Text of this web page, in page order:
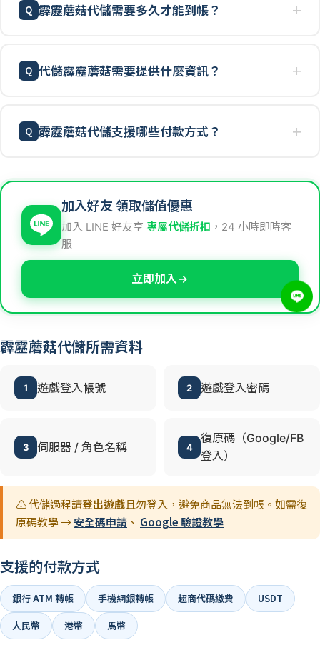
霹靂蘑菇代儲需要多久才能到帳？
代儲霹靂蘑菇需要提供什麼資訊？
霹靂蘑菇代儲支援哪些付款方式？
加入好友 領取儲值優惠
加入 LINE 好友享 專屬代儲折扣 ，24 小時即時客
服
立即加入
霹靂蘑菇代儲所需資料
1 遊戲登入帳號 2 遊戲登入密碼
3 伺服器 / 角色名稱 4
復原碼（Google/FB
登入）
⚠️ 代儲過程請登出遊戲且勿登入，避免商品無法到帳。如需復
原碼教學 →安全碼申請 、 Google 驗證教學
支援的付款方式
銀行 ATM 轉帳 手機網銀轉帳 超商代碼繳費
USDT
人民幣
港幣 馬幣